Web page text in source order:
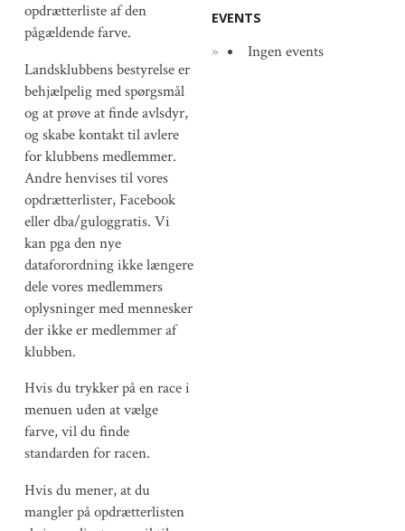
opdrætterliste af den
pågældende farve.
Landsklubbens bestyrelse er
behjælpelig med spørgsmål
og at prøve at finde avlsdyr,
og skabe kontakt til avlere
for klubbens medlemmer.
Andre henvises til vores
opdrætterlister, Facebook
eller dba/guloggratis. Vi
kan pga den nye
dataforordning ikke længere
dele vores medlemmers
oplysninger med mennesker
der ikke er medlemmer af
klubben.
Hvis du trykker på en race i
menuen uden at vælge
farve, vil du finde
standarden for racen.
Hvis du mener, at du
mangler på opdrætterlisten
EVENTS
Ingen events